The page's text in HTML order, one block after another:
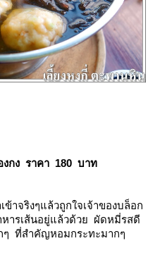
งกง ราคา 180 บาท
ข้าจริงๆแล้วถูกใจเจ้าของบล็อก
หารเส้นอยู่แล้วด้วย ผัดหมี่รสดี
ที่สำคัญหอมกระทะมากๆ